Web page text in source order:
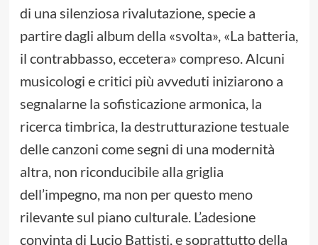
di una silenziosa rivalutazione, specie a
partire dagli album della «svolta», «La batteria,
il contrabbasso, eccetera» compreso. Alcuni
musicologi e critici più avveduti iniziarono a
segnalarne la sofisticazione armonica, la
ricerca timbrica, la destrutturazione testuale
delle canzoni come segni di una modernità
altra, non riconducibile alla griglia
dell’impegno, ma non per questo meno
rilevante sul piano culturale. L’adesione
convinta di Lucio Battisti, e soprattutto della